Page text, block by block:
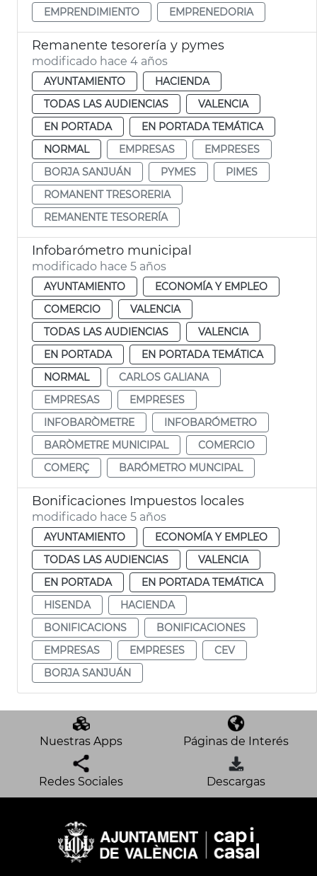
EMPRENDIMIENTO
EMPRENEDORIA
Remanente tesorería y pymes
modificado hace 4 años
AYUNTAMIENTO
HACIENDA
TODAS LAS AUDIENCIAS
VALENCIA
EN PORTADA
EN PORTADA TEMÁTICA
NORMAL
EMPRESAS
EMPRESES
BORJA SANJUÁN
PYMES
PIMES
ROMANENT TRESORERIA
REMANENTE TESORERÍA
Infobarómetro municipal
modificado hace 5 años
AYUNTAMIENTO
ECONOMÍA Y EMPLEO
COMERCIO
VALENCIA
TODAS LAS AUDIENCIAS
VALENCIA
EN PORTADA
EN PORTADA TEMÁTICA
NORMAL
CARLOS GALIANA
EMPRESAS
EMPRESES
INFOBARÒMETRE
INFOBARÓMETRO
BARÒMETRE MUNICIPAL
COMERCIO
COMERÇ
BARÓMETRO MUNCIPAL
Bonificaciones Impuestos locales
modificado hace 5 años
AYUNTAMIENTO
ECONOMÍA Y EMPLEO
TODAS LAS AUDIENCIAS
VALENCIA
EN PORTADA
EN PORTADA TEMÁTICA
HISENDA
HACIENDA
BONIFICACIONS
BONIFICACIONES
EMPRESAS
EMPRESES
CEV
BORJA SANJUÁN
Nuestras Apps Páginas de Interés
Redes Sociales Descargas